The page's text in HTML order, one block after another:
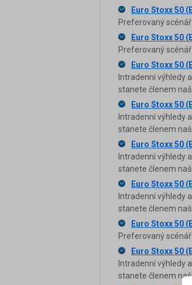
Euro Stoxx 50
Preferovaný
Euro Stoxx 50
Preferovaný
Euro Stoxx 50
Intradenní výhledy
stanete členem
Euro Stoxx 50
Intradenní výhledy
stanete členem
Euro Stoxx 50
Intradenní výhledy
stanete členem
Euro Stoxx 50
Intradenní výhledy
stanete členem
Euro Stoxx 50
Preferovaný
Euro Stoxx 50
Intradenní výhledy
stanete členem